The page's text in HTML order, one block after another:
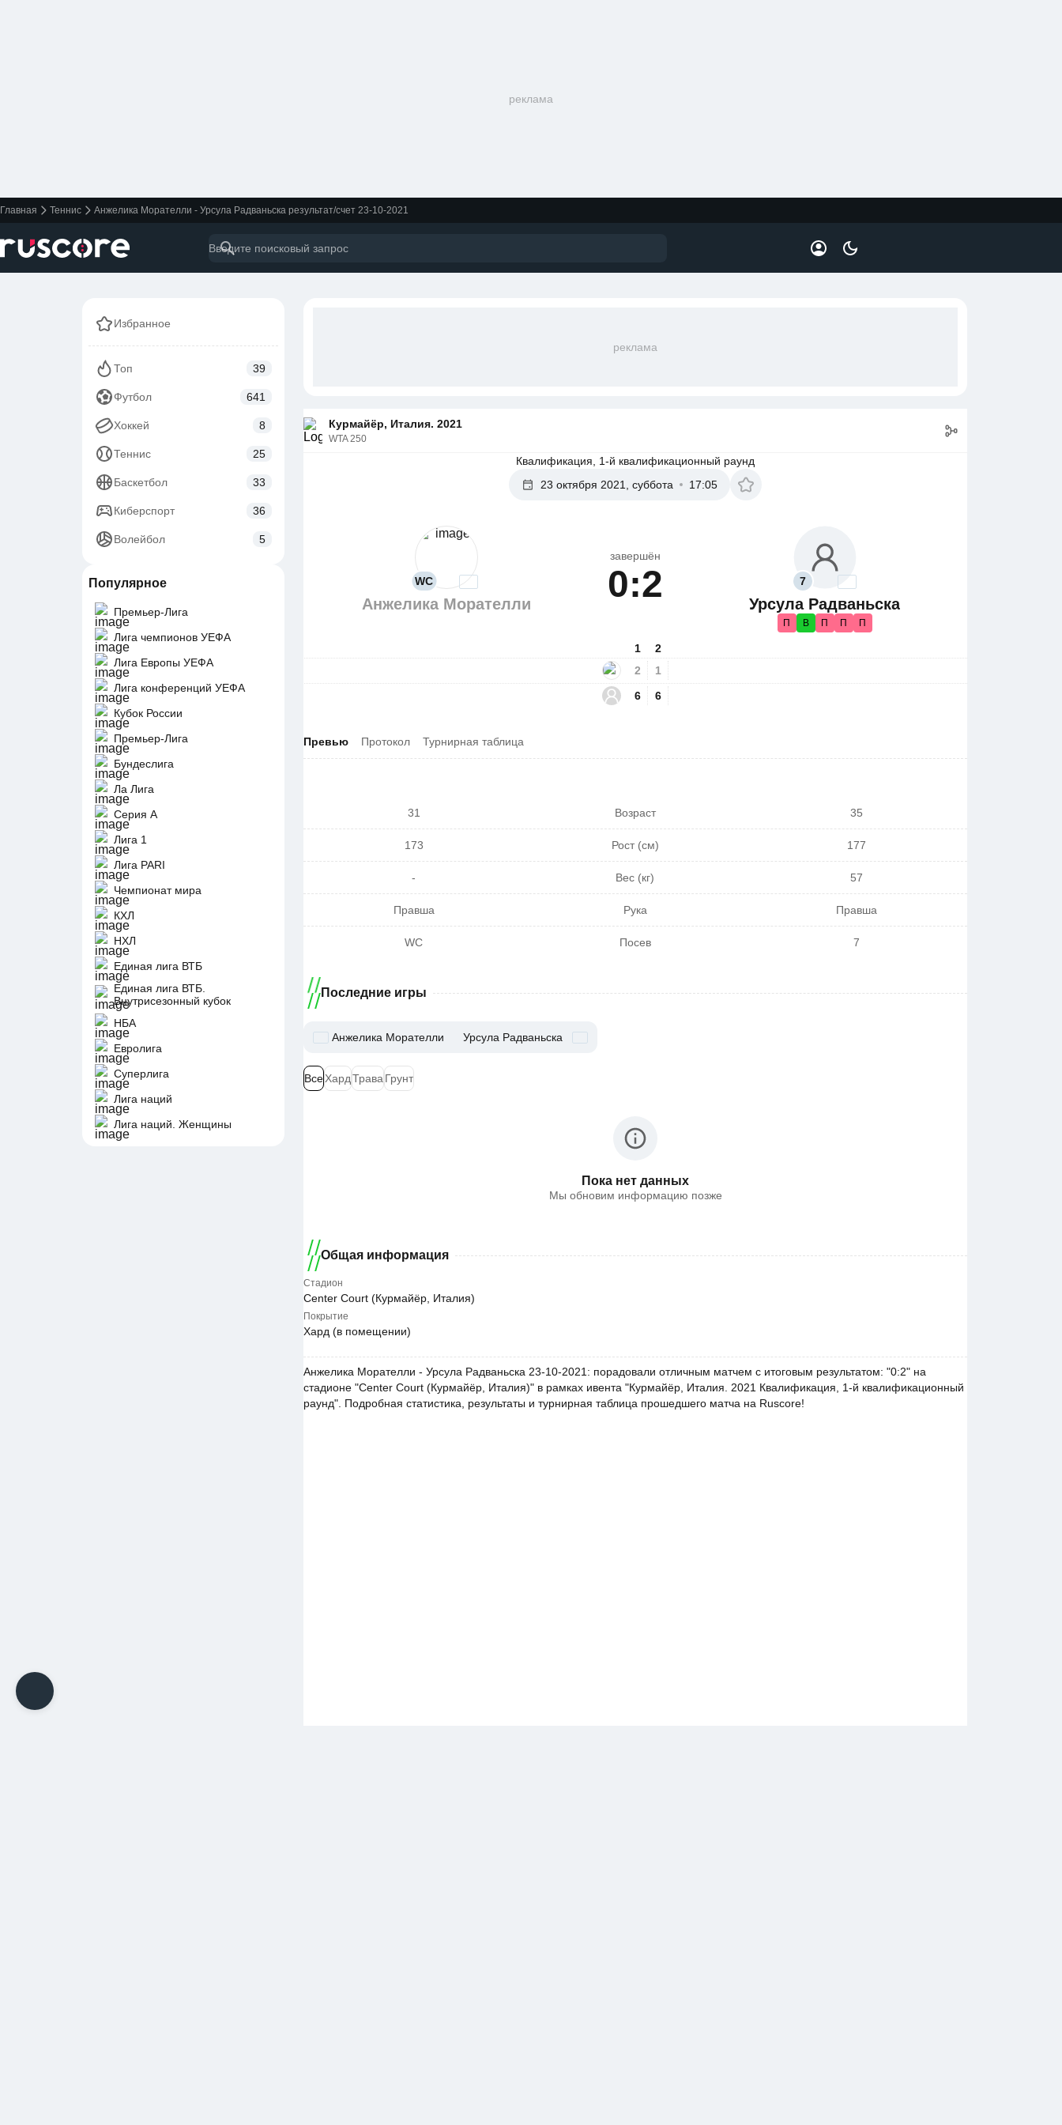
реклама
Главная Теннис Анжелика Морателли - Урсула Радваньска результат/счет 23-10-2021
Избранное
Топ 39
Футбол 641
Хоккей 8
Теннис 25
Баскетбол 33
Киберспорт 36
Волейбол 5
Популярное
Премьер-Лига
Лига чемпионов УЕФА
Лига Европы УЕФА
Лига конференций УЕФА
Кубок России
Премьер-Лига
Бундеслига
Ла Лига
Серия А
Лига 1
Лига PARI
Чемпионат мира
КХЛ
НХЛ
Единая лига ВТБ
Единая лига ВТБ.
Внутрисезонный кубок
НБА
Евролига
Суперлига
Лига наций
Лига наций. Женщины
реклама
Курмайёр, Италия. 2021
WTA 250
Квалификация, 1-й квалификационный раунд
23 октября 2021, суббота
17:05
WC
Анжелика Морателли
завершён
0:2 7
Урсула Радваньска
П В П П П
1
2
6
2
1
6
Превью Протокол Турнирная таблица
31 Возраст 35
173 Рост (см) 177
- Вес (кг) 57
Правша Рука Правша
WC Посев 7
Последние игры
Анжелика Морателли Урсула Радваньска
ВсеХардТрава Грунт
Пока нет данных
Мы обновим информацию позже
Общая информация
Стадион
Center Court (Курмайёр, Италия)
Покрытие
Хард (в помещении)
Анжелика Морателли - Урсула Радваньска 23-10-2021: порадовали отличным матчем с итоговым результатом: "0:2" на
стадионе "Center Court (Курмайёр, Италия)" в рамках ивента "Курмайёр, Италия. 2021 Квалификация, 1-й квалификационный
раунд". Подробная статистика, результаты и турнирная таблица прошедшего матча на Ruscore!